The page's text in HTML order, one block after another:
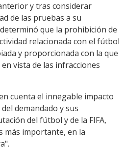
y tras considerar
de las pruebas a su
que la prohibición de
relacionada con el fútbol
y proporcionada con la que
vista de las infracciones
cuenta el innegable impacto
demandado y sus
del fútbol y de la FIFA,
más importante, en la